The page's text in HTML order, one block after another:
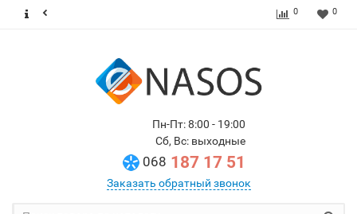
0 0
Пн-Пт: 8:00 - 19:00
Сб, Вс: выходные
068 187 17 51
Заказать обратный звонок